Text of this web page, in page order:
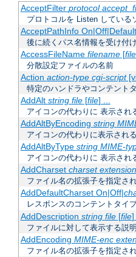
AcceptFilter protocol
プロトコルを Listen している
AcceptPathInfo On|Off|Default
後に続くパス名情報を受け付
AccessFileName filename[
分散設定ファイルの名前
Action action-type cgi-script
特定のハンドラやコンテント
AddAlt string file[file] ...
アイコンの代わりに 表示され
AddAltByEncoding string
アイコンの代わりに表示され
AddAltByType string MIME-
アイコンの代わりに 表示さ
AddCharset charset extension
ファイル名の拡張子を指定さ
AddDefaultCharset On|Off|
レスポンスのコンテントタイ
AddDescription string file[file]
ファイルに対して表示する説明
AddEncoding MIME-enc
ファイル名の拡張子を指定さ